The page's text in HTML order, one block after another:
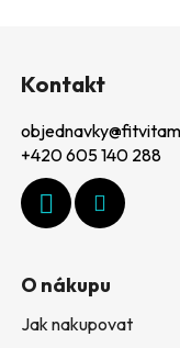
Kontakt
objednavky@
+420 605 140 288
O nákupu
Jak nakupovat